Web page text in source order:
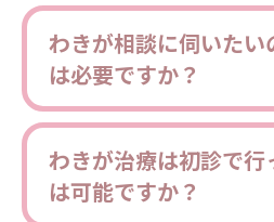
わきが相談に伺いたい
は必要ですか？
わきが治療は初診で行
は可能ですか？